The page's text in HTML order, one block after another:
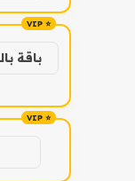
باقة